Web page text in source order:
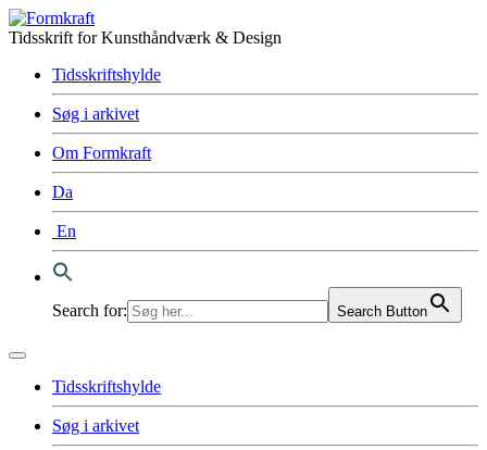
Tidsskrift for Kunsthåndværk & Design
Tidsskriftshylde
Søg i arkivet
Om Formkraft
Da
En
Search for: Search Button
Tidsskriftshylde
Søg i arkivet